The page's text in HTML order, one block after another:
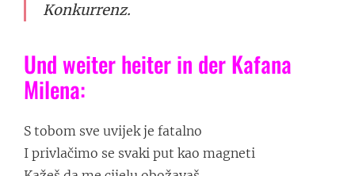
Konkurrenz.
Und weiter heiter in der Kafana
Milena:
S tobom sve uvijek je fatalno
I privlačimo se svaki put kao magneti